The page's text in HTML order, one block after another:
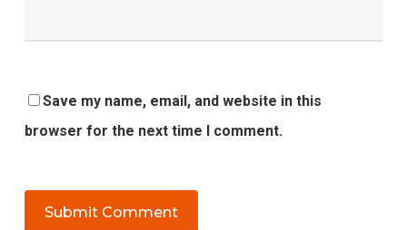
Save my name, email, and website in this
browser for the next time I comment.